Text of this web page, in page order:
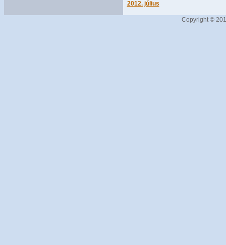
2012. július
Copyright ©